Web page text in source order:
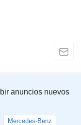
anuncios nuevos
Mercedes-Benz